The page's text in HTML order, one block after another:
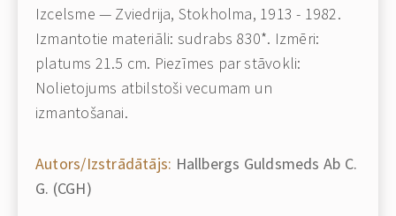
Izcelsme — Zviedrija, Stokholma, 1913 - 1982.
Izmantotie materiāli: sudrabs 830*. Izmēri:
platums 21.5 cm. Piezīmes par stāvokli:
Nolietojums atbilstoši vecumam un
izmantošanai.
Autors/Izstrādātājs: Hallbergs Guldsmeds Ab C.
G. (CGH)